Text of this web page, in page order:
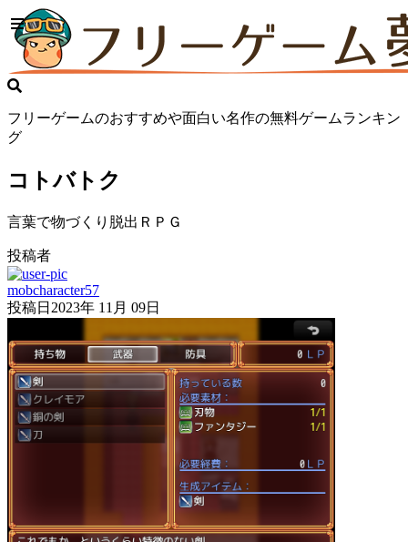
フリーゲームのおすすめや面白い名作の無料ゲームランキン
グ
コトバトク
言葉で物づくり脱出ＲＰＧ
投稿者
mobcharacter57
投稿日 2023年 11月 09日